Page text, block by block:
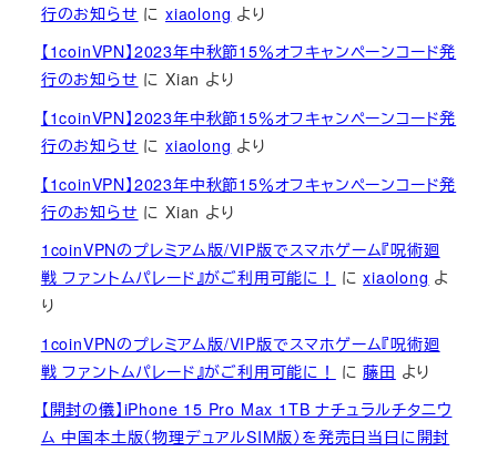
行のお知らせ にxiaolong より
【1coinVPN】2023年中秋節15％オフキャンペーンコード発
行のお知らせ にXian より
【1coinVPN】2023年中秋節15％オフキャンペーンコード発
行のお知らせ にxiaolong より
【1coinVPN】2023年中秋節15％オフキャンペーンコード発
行のお知らせ にXian より
1coinVPNのプレミアム版/VIP版でスマホゲーム『呪術廻
戦 ファントムパレード』がご利用可能に！
にxiaolong よ
り
1coinVPNのプレミアム版/VIP版でスマホゲーム『呪術廻
戦 ファントムパレード』がご利用可能に！
に藤田 より
【開封の儀】iPhone 15 Pro Max 1TB ナチュラルチタニウ
ム 中国本土版（物理デュアルSIM版）を発売日当日に開封